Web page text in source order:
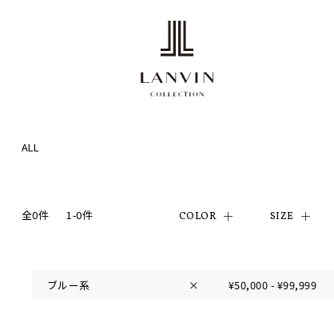
ALL
全0件 1-0件 COLOR SIZE
ブルー系 × ¥50,000 - ¥99,999